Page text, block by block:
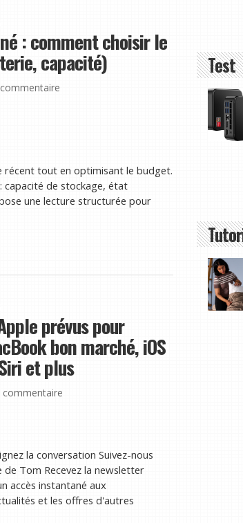
: comment choisir le
capacité)
récent tout en optimisant le budget.
capacité de stockage, état
une lecture structurée pour
prévus pour
bon marché, iOS
et plus
commentaire
la conversation Suivez-nous
Tom Recevez la newsletter
accès instantané aux
et les offres d'autres
Test